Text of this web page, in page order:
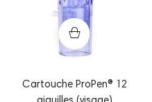
Cartouche ProPen® 12